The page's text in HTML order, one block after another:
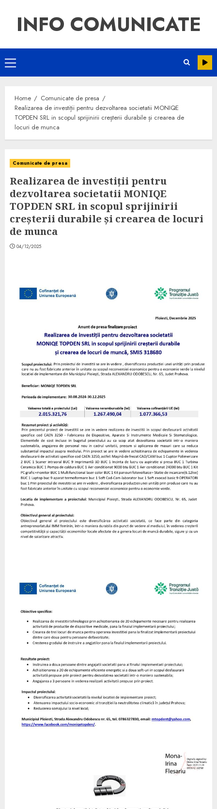
INFO COMUNICATE
Home
Comunicate de presa
Realizarea de investiții pentru dezvoltarea societatii MONIQE
TOPDEN SRL in scopul sprijinirii creșterii durabile și crearea de
locuri de munca
Comunicate de presa
Realizarea de investiții pentru
dezvoltarea societatii MONIQE
TOPDEN SRL in scopul sprijinirii
creșterii durabile și crearea de locuri
de munca
04/12/2025